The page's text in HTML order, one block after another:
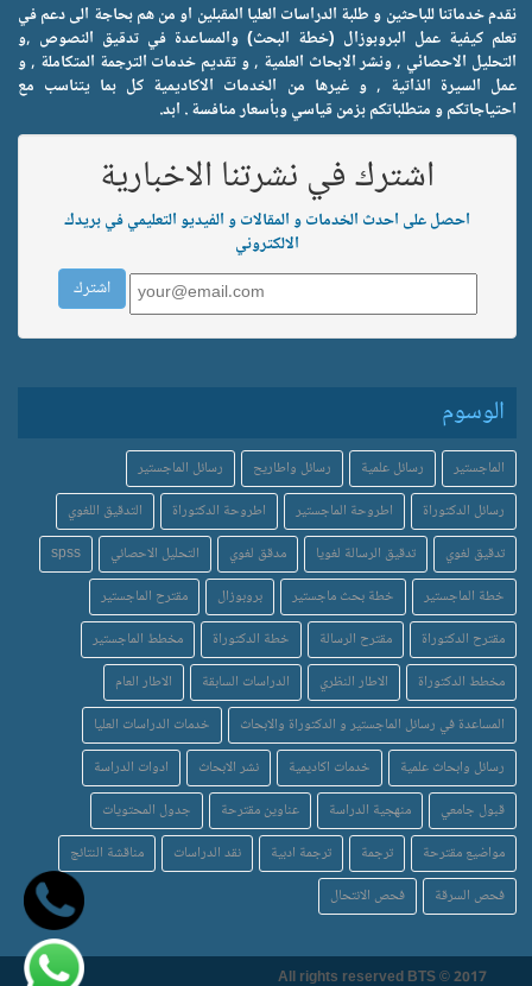
نقدم خدماتنا للباحثين و طلبة الدراسات العليا المقبلين او من هم بحاجة الى دعم في
تعلم كيفية عمل البروبوزال (خطة البحث) والمساعدة في تدقيق النصوص ,و
التحليل الاحصائي , ونشر الابحاث العلمية , و تقديم خدمات الترجمة المتكاملة , و
عمل السيرة الذاتية , و غيرها من الخدمات الاكاديمية كل بما يتناسب مع
احتياجاتكم و متطلباتكم بزمن قياسي وبأسعار منافسة . ابد.
اشترك في نشرتنا الاخبارية
احصل على احدث الخدمات و المقالات و الفيديو التعليمي في بريدك
الالكتروني
الوسوم
الماجستير رسائل علمية رسائل واطاريح
رسائل الماجستير
رسائل الدكتوراة
اطروحة الماجستير اطروحة الدكتوراة
التدقيق اللغوي
تدقيق لغوي
تدقيق الرسالة لغويا مدقق لغوي التحليل الاحصائي
spss
خطة الماجستير
خطة بحث ماجستير بروبوزال
مقترح الماجستير
مقترح الدكتوراة
مقترح الرسالة خطة الدكتوراة
مخطط الماجستير
مخطط الدكتوراة
الاطار النظري الدراسات السابقة
الاطار العام
المساعدة في رسائل الماجستير و الدكتوراة والابحاث
خدمات الدراسات العليا
رسائل وابحاث علمية
خدمات اكاديمية نشر الابحاث
ادوات الدراسة
قبول جامعي
منهجية الدراسة عناوين مقترحة
جدول المحتويات
مواضيع مقترحة
ترجمة ترجمة ادبية نقد الدراسات
مناقشة النتائج
فحص السرقة
فحص الانتحال
All rights reserved BTS © 2017